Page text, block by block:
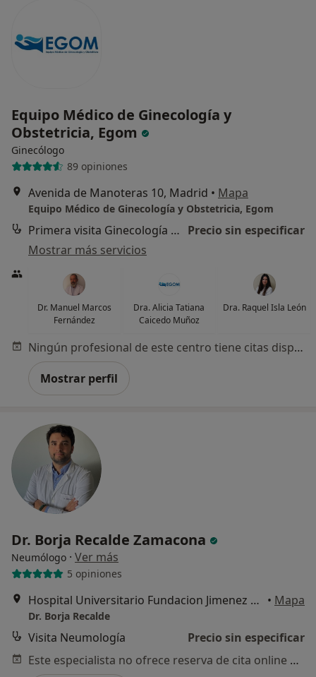
Equipo Médico de Ginecología y
Obstetricia, Egom
Ginecólogo
89 opiniones
Avenida de Manoteras 10, Madrid • Mapa
Equipo Médico de Ginecología y Obstetricia, Egom
Primera visita Ginecología y Obstetricia Precio sin especificar
Mostrar más servicios
Dr. Manuel Marcos
Fernández
Dra. Alicia Tatiana
Caicedo Muñoz
Dra. Raquel Isla León
Ningún profesional de este centro tiene citas disponibles
Mostrar perfil
Dr. Borja Recalde Zamacona
Neumólogo · Ver más
5 opiniones
Hospital Universitario Fundacion Jimenez Díaz, Madrid • Mapa
Dr. Borja Recalde
Visita Neumología
Precio sin especificar
Este especialista no ofrece reserva de cita online en esta dirección.